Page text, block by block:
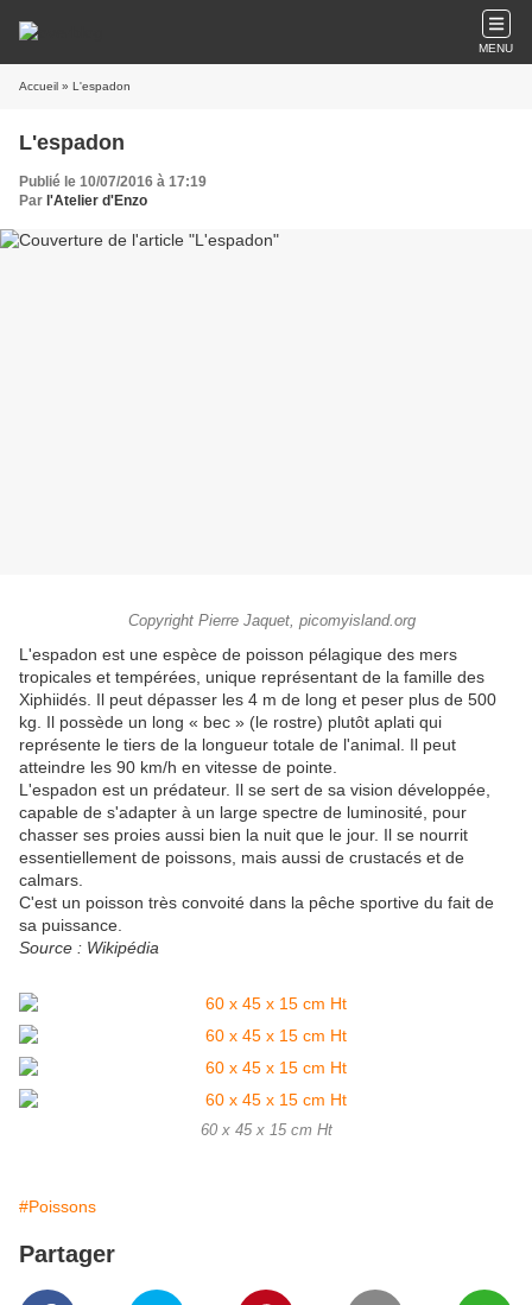
MENU
Accueil » L'espadon
L'espadon
Publié le 10/07/2016 à 17:19
Par l'Atelier d'Enzo
Copyright Pierre Jaquet, picomyisland.org
L'espadon est une espèce de poisson pélagique des mers
tropicales et tempérées, unique représentant de la famille des
Xiphiidés. Il peut dépasser les 4 m de long et peser plus de 500
kg. Il possède un long « bec » (le rostre) plutôt aplati qui
représente le tiers de la longueur totale de l'animal. Il peut
atteindre les 90 km/h en vitesse de pointe.
L'espadon est un prédateur. Il se sert de sa vision développée,
capable de s'adapter à un large spectre de luminosité, pour
chasser ses proies aussi bien la nuit que le jour. Il se nourrit
essentiellement de poissons, mais aussi de crustacés et de
calmars.
C'est un poisson très convoité dans la pêche sportive du fait de
sa puissance.
Source : Wikipédia
60 x 45 x 15 cm Ht
#Poissons
Partager